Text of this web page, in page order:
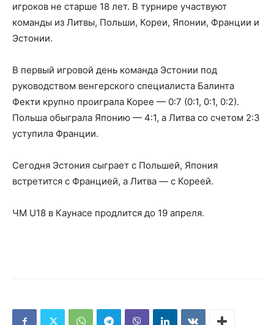
игроков не старше 18 лет. В турнире участвуют
команды из Литвы, Польши, Кореи, Японии, Франции и
Эстонии.
В первый игровой день команда Эстонии под
руководством венгерского специалиста Балинта
Фекти крупно проиграла Корее — 0:7 (0:1, 0:1, 0:2).
Польша обыграла Японию — 4:1, а Литва со счетом 2:3
уступила Франции.
Сегодня Эстония сыграет с Польшей, Япония
встретится с Францией, а Литва — с Кореей.
ЧМ U18 в Каунасе продлится до 19 апреля.